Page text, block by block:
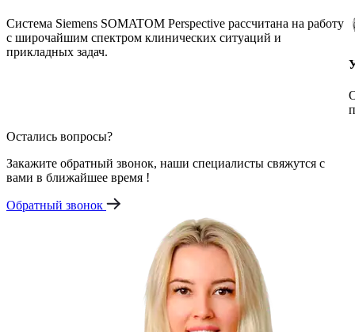
Система Siemens SOMATOM Perspective рассчитана на работу
с широчайшим спектром клинических ситуаций и
прикладных задач.
Остались вопросы?
Закажите обратный звонок, наши специалисты свяжутся с
вами в ближайшее время !
Обратный звонок